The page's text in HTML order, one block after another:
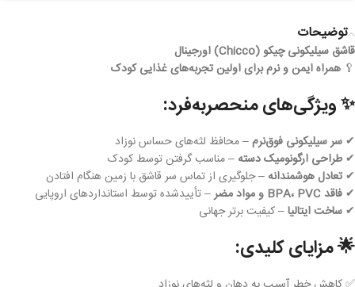
توضیحات
قاشق سیلیکونی چیکو (Chicco) اورجینال
🥄 همراه ایمن و نرم برای اولین تجربه‌های غذایی کودک
✨ویژگی‌های منحصربه‌فرد:
✔ سر سیلیکونی فوق‌نرم– محافظ لثه‌های حساس نوزاد
✔ طراحی ارگونومیک دسته – مناسب گرفتن توسط کودک
✔ تعادل هوشمندانه – جلوگیری از تماس سر قاشق با زمین هنگام افتادن
✔ فاقد BPA، PVC و مواد مضر
– تأییدشده توسط استانداردهای اروپایی
✔ ساخت ایتالیا– کیفیت برتر جهانی
🌟مزایای کلیدی: